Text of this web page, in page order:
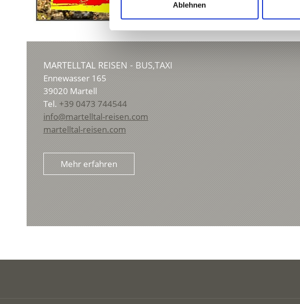
Ablehnen
MARTELLTAL REISEN - BUS,TAXI
Ennewasser 165
39020 Martell
Tel. +39 0473 744544
info@martelltal-reisen.com
martelltal-reisen.com
Mehr erfahren